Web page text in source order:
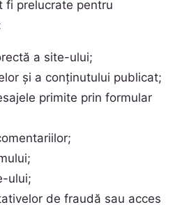
fi prelucrate pentru
a site-ului;
și a conținutului publicat;
primite prin formular
ului;
de fraudă sau acces